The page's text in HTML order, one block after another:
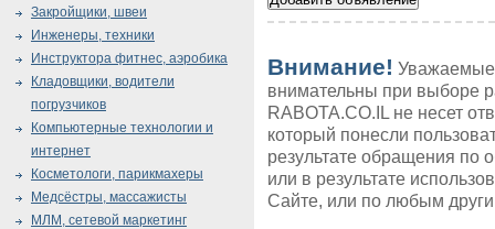
Внимание! Уважаемые
внимательны при выборе
RABOTA.CO.IL не несет
который понесли
результате обращения
или в результате
Сайте, или по любым
Закройщики, швеи
Инженеры, техники
Инструктора фитнес, аэробика
Кладовщики, водители
погрузчиков
Компьютерные технологии и
интернет
Косметологи, парикмахеры
Медсёстры, массажисты
МЛМ, сетевой маркетинг